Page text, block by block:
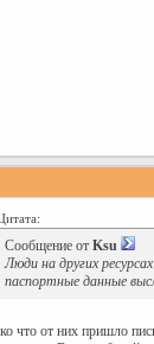
Сообщение от Ksu
Люди на других
паспортные данные
что от них пришло